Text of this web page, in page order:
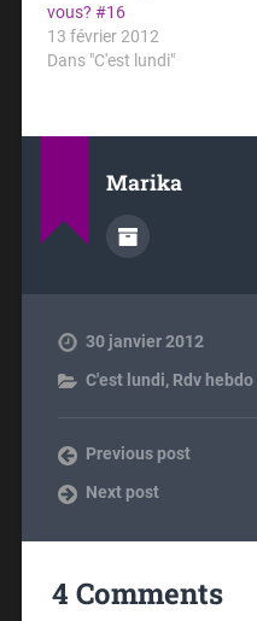
vous? #16
13 février 2012
Dans "C'est lundi"
Marika
30 janvier 2012
C'est lundi, Rdv hebdo
Previous post
Next post
4 Comments